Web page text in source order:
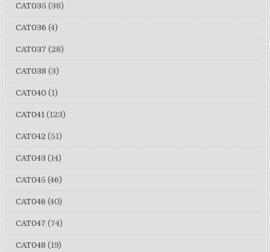
CAT035 (38)
CAT036 (4)
CAT037 (28)
CAT038 (3)
CAT040 (1)
CAT041 (123)
CAT042 (51)
CAT043 (14)
CAT045 (46)
CAT046 (40)
CAT047 (74)
CAT048 (19)